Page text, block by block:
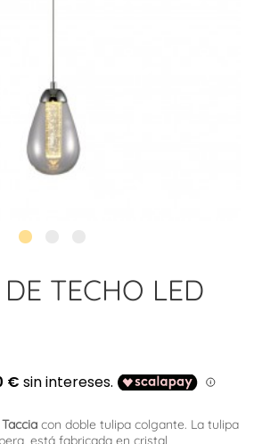
TECHO LED
con doble tulipa colgante. La tulipa
está fabricada en cristal